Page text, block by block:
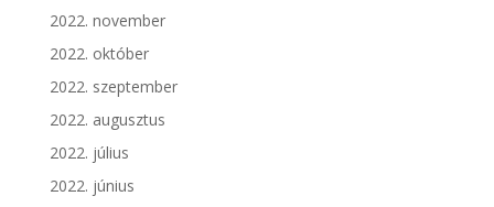
2022. november
2022. október
2022. szeptember
2022. augusztus
2022. július
2022. június